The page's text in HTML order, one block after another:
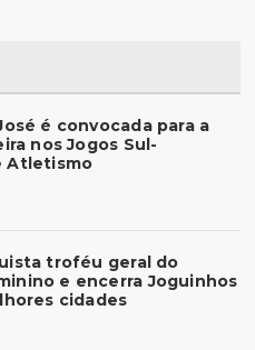
é convocada para a
nos Jogos Sul-
Atletismo
troféu geral do
e encerra Joguinhos
cidades